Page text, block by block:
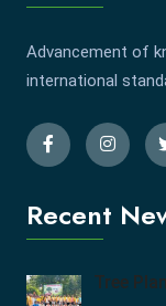
Advancement of
international
Recent
Tree